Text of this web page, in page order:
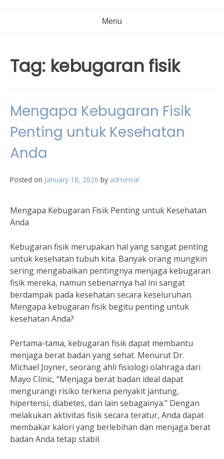
Menu
Tag: kebugaran fisik
Mengapa Kebugaran Fisik
Penting untuk Kesehatan
Anda
Posted on January 18, 2026 by adminval
Mengapa Kebugaran Fisik Penting untuk Kesehatan
Anda
Kebugaran fisik merupakan hal yang sangat penting
untuk kesehatan tubuh kita. Banyak orang mungkin
sering mengabaikan pentingnya menjaga kebugaran
fisik mereka, namun sebenarnya hal ini sangat
berdampak pada kesehatan secara keseluruhan.
Mengapa kebugaran fisik begitu penting untuk
kesehatan Anda?
Pertama-tama, kebugaran fisik dapat membantu
menjaga berat badan yang sehat. Menurut Dr.
Michael Joyner, seorang ahli fisiologi olahraga dari
Mayo Clinic, “Menjaga berat badan ideal dapat
mengurangi risiko terkena penyakit jantung,
hipertensi, diabetes, dan lain sebagainya.” Dengan
melakukan aktivitas fisik secara teratur, Anda dapat
membakar kalori yang berlebihan dan menjaga berat
badan Anda tetap stabil.